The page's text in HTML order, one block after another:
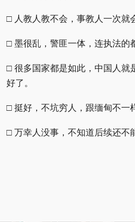
□ 人教人教不会，事教人一次就
□ 墨很乱，警匪一体，连执法的
□ 很多国家都是如此，中国人就
好了。
□ 挺好，不坑穷人，跟缅甸不一
□ 万幸人没事，不知道后续还不